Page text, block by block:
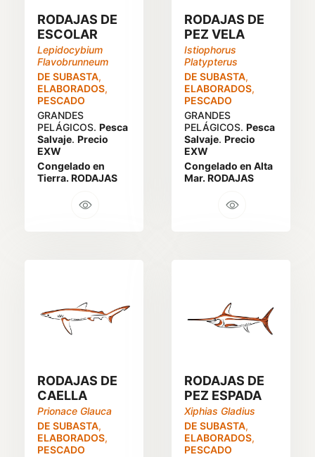
RODAJAS DE
ESCOLAR
Lepidocybium
Flavobrunneum
DE SUBASTA,
ELABORADOS,
PESCADO
GRANDES
PELÁGICOS. Pesca
Salvaje. Precio
EXW
Congelado en
Tierra. RODAJAS
RODAJAS DE
PEZ VELA
Istiophorus
Platypterus
DE SUBASTA,
ELABORADOS,
PESCADO
GRANDES
PELÁGICOS. Pesca
Salvaje. Precio
EXW
Congelado en Alta
Mar. RODAJAS
RODAJAS DE
CAELLA
Prionace Glauca
DE SUBASTA,
ELABORADOS,
PESCADO
RODAJAS DE
PEZ ESPADA
Xiphias Gladius
DE SUBASTA,
ELABORADOS,
PESCADO